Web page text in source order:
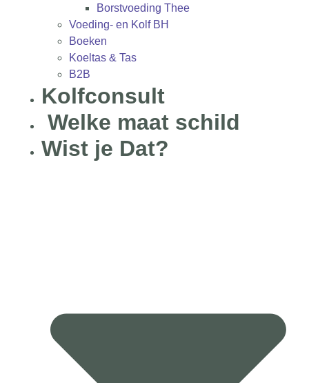
Borstvoeding Thee
Voeding- en Kolf BH
Boeken
Koeltas & Tas
B2B
Kolfconsult
Welke maat schild
Wist je Dat?